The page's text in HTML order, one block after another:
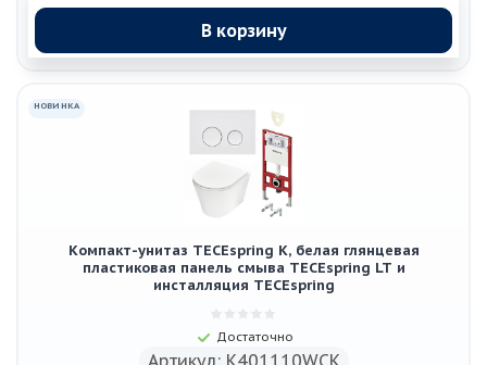
В корзину
НОВИНКА
Компакт-унитаз TECEspring K, белая глянцевая
пластиковая панель смыва TECEspring LT и
инсталляция TECEspring
Достаточно
Артикул: K401110WCK